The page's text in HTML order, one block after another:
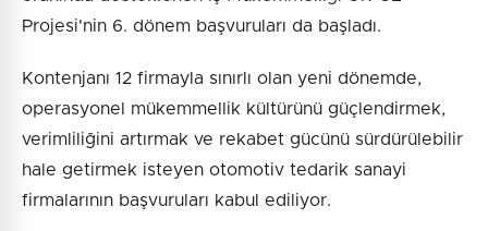
Projesi'nin 6. dönem başvuruları da başladı.
Kontenjanı 12 firmayla sınırlı olan yeni dönemde,
operasyonel mükemmellik kültürünü güçlendirmek,
verimliliğini artırmak ve rekabet gücünü sürdürülebilir
hale getirmek isteyen otomotiv tedarik sanayi
firmalarının başvuruları kabul ediliyor.